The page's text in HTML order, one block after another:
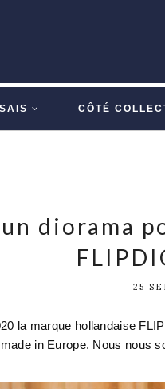
CÔTÉ
diorama
25
la marque hollandaise
in Europe. Nous nous